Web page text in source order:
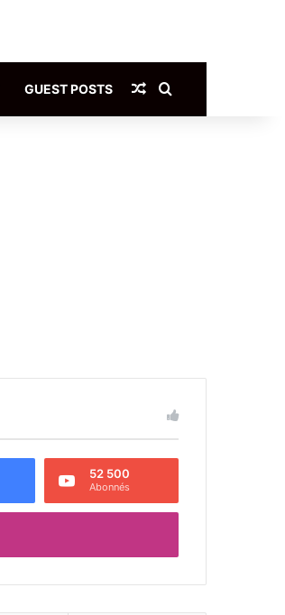
GUEST POSTS Article Aléatoire
52 500
Abonnés